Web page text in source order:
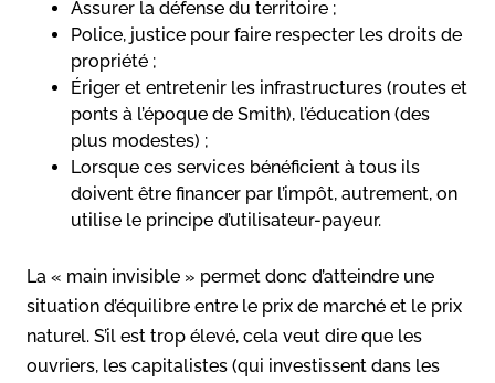
Assurer la défense du territoire ;
Police, justice pour faire respecter les droits de
propriété ;
Ériger et entretenir les infrastructures (routes et
ponts à l’époque de Smith), l’éducation (des
plus modestes) ;
Lorsque ces services bénéficient à tous ils
doivent être financer par l’impôt, autrement, on
utilise le principe d’utilisateur-payeur.
La « main invisible » permet donc d’atteindre une
situation d’équilibre entre le prix de marché et le prix
naturel. S’il est trop élevé, cela veut dire que les
ouvriers, les capitalistes (qui investissent dans les